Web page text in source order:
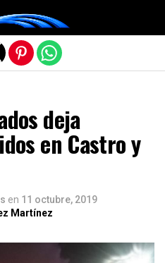
deja
en Castro y
en 11 octubre, 2019
Martínez
móvil